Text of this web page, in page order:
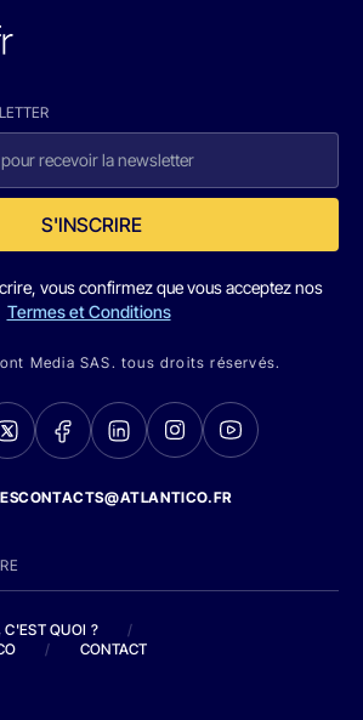
S'INSCRIRE
vous confirmez que vous acceptez nos
Termes et Conditions
Media SAS. tous droits réservés.
C'EST QUOI ?
/
/ CONTACT